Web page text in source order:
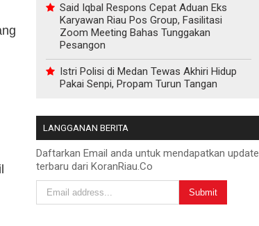
Said Iqbal Respons Cepat Aduan Eks
Karyawan Riau Pos Group, Fasilitasi
Zoom Meeting Bahas Tunggakan
Pesangon
Istri Polisi di Medan Tewas Akhiri Hidup
Pakai Senpi, Propam Turun Tangan
LANGGANAN BERITA
Daftarkan Email anda untuk mendapatkan update
terbaru dari KoranRiau.Co